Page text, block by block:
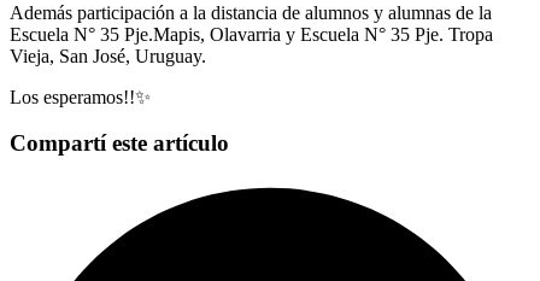
Además participación a la distancia de alumnos y alumnas de la
Escuela N° 35 Pje.Mapis, Olavarria y Escuela N° 35 Pje. Tropa
Vieja, San José, Uruguay.
Los esperamos!!✨
Compartí este artículo